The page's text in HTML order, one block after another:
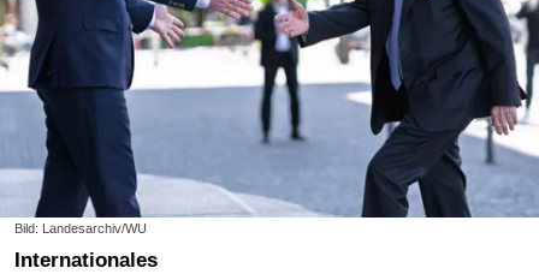
Bild: Landesarchiv/WU
Internationales